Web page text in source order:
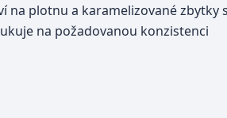
na plotnu a karamelizované zbytky
na požadovanou konzistenci